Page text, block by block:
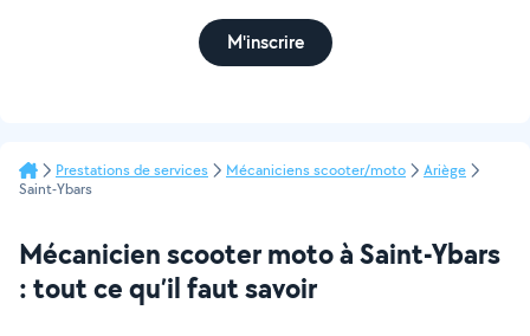
M'inscrire
Prestations de services Mécaniciens scooter/moto
Ariège
Saint-Ybars
Mécanicien scooter moto à Saint-Ybars
: tout ce qu’il faut savoir